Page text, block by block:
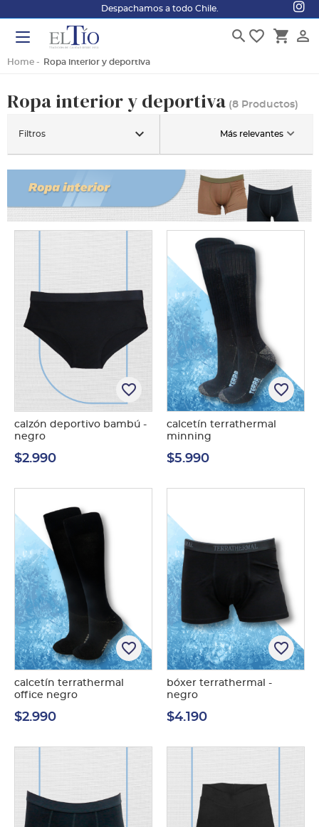
Despachamos a todo Chile.
person_outline
shopping_cart
favorite_border
search
Home Ropa interior y deportiva
Ropa interior y deportiva (8 Productos)
Más relevantes
Filtros keyboard_arrow_down
favorite_border
calzón deportivo bambú -
negro
$2.990
favorite_border
calcetín terrathermal
minning
$5.990
favorite_border
calcetín terrathermal
office negro
$2.990
favorite_border
bóxer terrathermal -
negro
$4.190